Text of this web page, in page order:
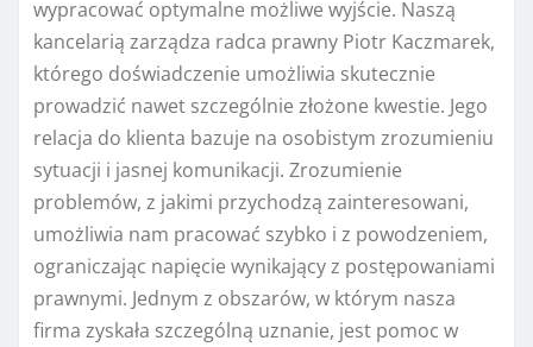
wypracować optymalne możliwe wyjście. Naszą
kancelarią zarządza radca prawny Piotr Kaczmarek,
którego doświadczenie umożliwia skutecznie
prowadzić nawet szczególnie złożone kwestie. Jego
relacja do klienta bazuje na osobistym zrozumieniu
sytuacji i jasnej komunikacji. Zrozumienie
problemów, z jakimi przychodzą zainteresowani,
umożliwia nam pracować szybko i z powodzeniem,
ograniczając napięcie wynikający z postępowaniami
prawnymi. Jednym z obszarów, w którym nasza
firma zyskała szczególną uznanie, jest pomoc w